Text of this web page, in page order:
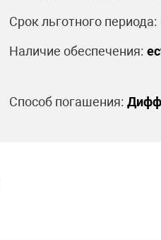
Срок льготного периода:
Наличие обеспечения:
Способ погашения: